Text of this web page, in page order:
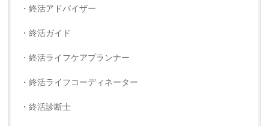
・終活アドバイザー
・終活ガイド
・終活ライフケアプランナー
・終活ライフコーディネーター
・終活診断士